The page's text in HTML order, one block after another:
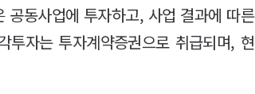
동사업에 투자하고, 사업 결과에 따른
자는 투자계약증권으로 취급되며, 현